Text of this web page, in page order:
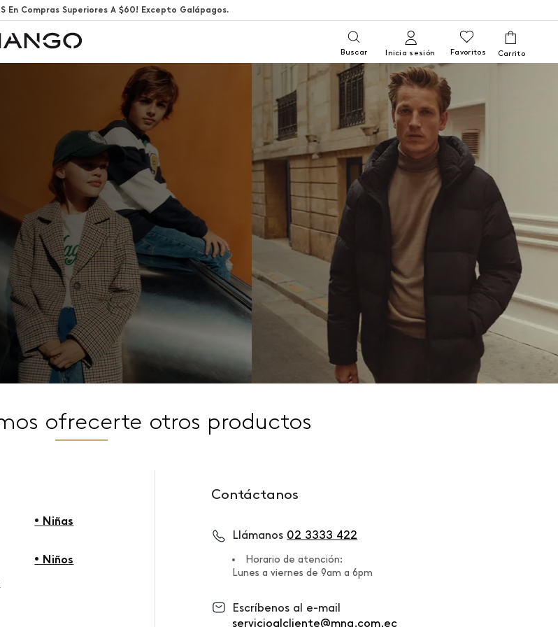
En Compras Superiores A $60! Excepto Galápagos.
Buscar Inicia sesión Favoritos
ofrecerte otros productos
• Niñas
• Niños
Contáctanos
Llámanos 02 3333 422
Horario de atención:
Lunes a viernes de 9am a 6pm
Escríbenos al e-mail
servicioalcliente@mng.com.ec